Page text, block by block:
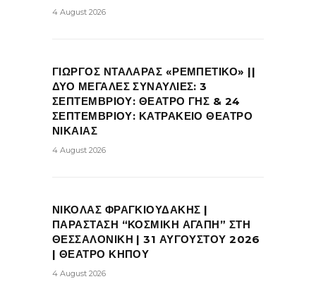
4 August 2026
ΓΙΩΡΓΟΣ ΝΤΑΛΑΡΑΣ «ΡΕΜΠΕΤΙΚΟ» ||
ΔΥΟ ΜΕΓΑΛΕΣ ΣΥΝΑΥΛΙΕΣ: 3
ΣΕΠΤΕΜΒΡΙΟΥ: ΘΕΑΤΡΟ ΓΗΣ & 24
ΣΕΠΤΕΜΒΡΙΟΥ: ΚΑΤΡΑΚΕΙΟ ΘΕΑΤΡΟ
ΝΙΚΑΙΑΣ
4 August 2026
ΝΙΚΟΛΑΣ ΦΡΑΓΚΙΟΥΔΑΚΗΣ |
ΠΑΡΑΣΤΑΣΗ “ΚΟΣΜΙΚΗ ΑΓΑΠΗ” ΣΤΗ
ΘΕΣΣΑΛΟΝΙΚΗ | 31 ΑΥΓΟΥΣΤΟΥ 2026
| ΘΕΑΤΡΟ ΚΗΠΟΥ
4 August 2026